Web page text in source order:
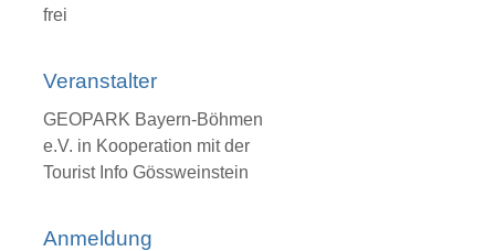
frei
Veranstalter
GEOPARK Bayern-Böhmen
e.V. in Kooperation mit der
Tourist Info Gössweinstein
Anmeldung